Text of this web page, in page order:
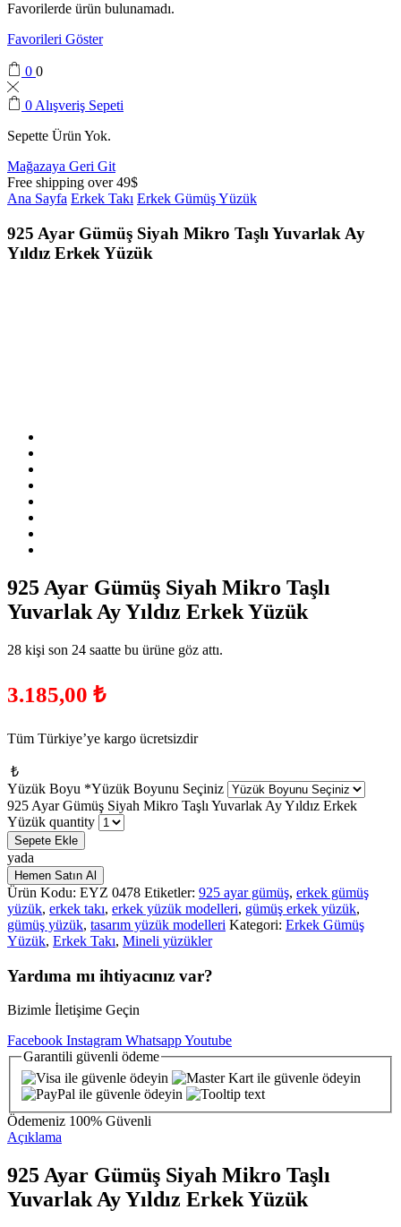
Favorilerde ürün bulunamadı.
Favorileri Göster
0 0
0 Alışveriş Sepeti
Sepette Ürün Yok.
Mağazaya Geri Git
Free shipping over 49$
Ana Sayfa Erkek Takı Erkek Gümüş Yüzük
925 Ayar Gümüş Siyah Mikro Taşlı Yuvarlak Ay
Yıldız Erkek Yüzük
925 Ayar Gümüş Siyah Mikro Taşlı
Yuvarlak Ay Yıldız Erkek Yüzük
28 kişi son 24 saatte bu ürüne göz attı.
3.185,00 ₺
Tüm Türkiye’ye kargo ücretsizdir
₺
Yüzük Boyu *Yüzük Boyunu Seçiniz
925 Ayar Gümüş Siyah Mikro Taşlı Yuvarlak Ay Yıldız Erkek
Yüzük quantity
Sepete Ekle
yada
Hemen Satın Al
Ürün Kodu: EYZ 0478 Etiketler: 925 ayar gümüş, erkek gümüş
yüzük, erkek takı, erkek yüzük modelleri, gümüş erkek yüzük,
gümüş yüzük, tasarım yüzük modelleri Kategori: Erkek Gümüş
Yüzük, Erkek Takı, Mineli yüzükler
Yardıma mı ihtiyacınız var?
Bizimle İletişime Geçin
Facebook Instagram WhatsappYoutube
Garantili güvenli ödeme
Ödemeniz 100% Güvenli
Açıklama
925 Ayar Gümüş Siyah Mikro Taşlı
Yuvarlak Ay Yıldız Erkek Yüzük